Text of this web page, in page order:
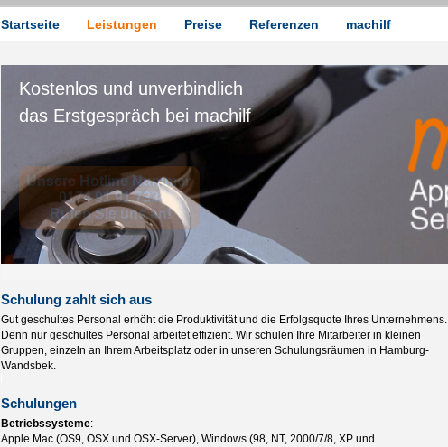
Startseite Leistungen Preise Referenzen machilf
Schulung zahlt sich aus
Gut geschultes Personal erhöht die Produktivität und die Erfolgsquote Ihres Unternehmens.
Denn nur geschultes Personal arbeitet effizient. Wir schulen Ihre Mitarbeiter in kleinen
Gruppen, einzeln an Ihrem Arbeitsplatz oder in unseren Schulungsräumen in Hamburg-
Wandsbek.
Schulungen
Betriebssysteme:
Apple Mac (OS9, OSX und OSX-Server), Windows (98, NT, 2000/7/8, XP und